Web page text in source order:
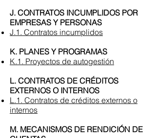
J. CONTRATOS INCUMPLIDOS POR
EMPRESAS Y PERSONAS
J.1. Contratos incumplidos
K. PLANES Y PROGRAMAS
K.1. Proyectos de autogestión
L. CONTRATOS DE CRÉDITOS
EXTERNOS O INTERNOS
L.1. Contratos de créditos externos o
internos
M. MECANISMOS DE RENDICIÓN DE